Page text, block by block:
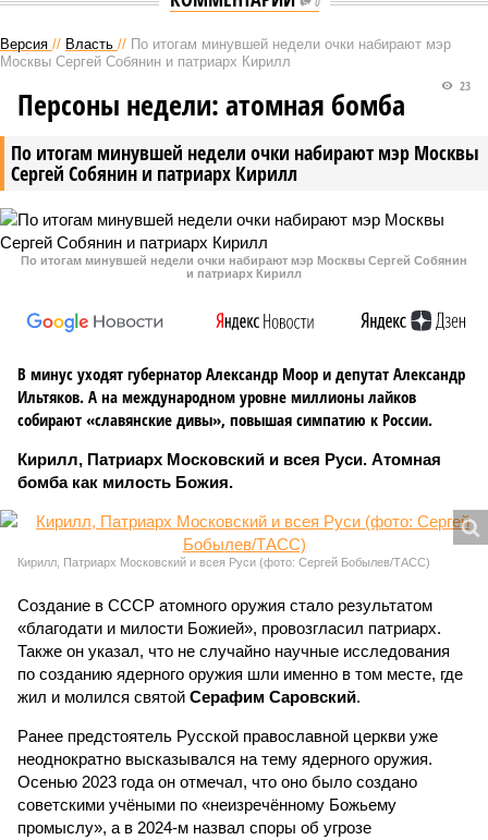
Версия // Власть // По итогам минувшей недели очки набирают мэр
Москвы Сергей Собянин и патриарх Кирилл
По итогам минувшей недели очки набирают мэр Москвы
Сергей Собянин и патриарх Кирилл
23
Персоны недели: атомная бомба
По итогам минувшей недели очки набирают мэр Москвы Сергей Собянин
и патриарх Кирилл
В минус уходят губернатор Александр Моор и депутат Александр
Ильтяков. А на международном уровне миллионы лайков
собирают «славянские дивы», повышая симпатию к России.
Кирилл, Патриарх Московский и всея Руси. Атомная
бомба как милость Божия.
Кирилл, Патриарх Московский и всея Руси (фото: Сергей Бобылев/ТАСС)
Создание в СССР атомного оружия стало результатом
«благодати и милости Божией», провозгласил патриарх.
Также он указал, что не случайно научные исследования
по созданию ядерного оружия шли именно в том месте, где
жил и молился святой Серафим Саровский.
Ранее предстоятель Русской православной церкви уже
неоднократно высказывался на тему ядерного оружия.
Осенью 2023 года он отмечал, что оно было создано
советскими учёными по «неизречённому Божьему
промыслу», а в 2024-м назвал споры об угрозе